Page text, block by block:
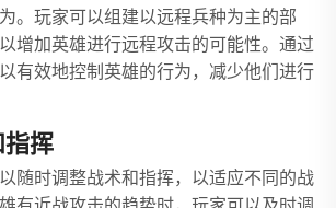
。玩家可以组建以远程兵种为主的部
增加英雄进行远程攻击的可能性。通过
有效地控制英雄的行为，减少他们进行
指挥
随时调整战术和指挥，以适应不同的战